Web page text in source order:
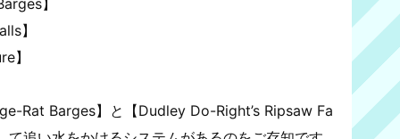
】
】
】
Rat Barges】と【Dudley Do-Right’s Ripsaw Fa